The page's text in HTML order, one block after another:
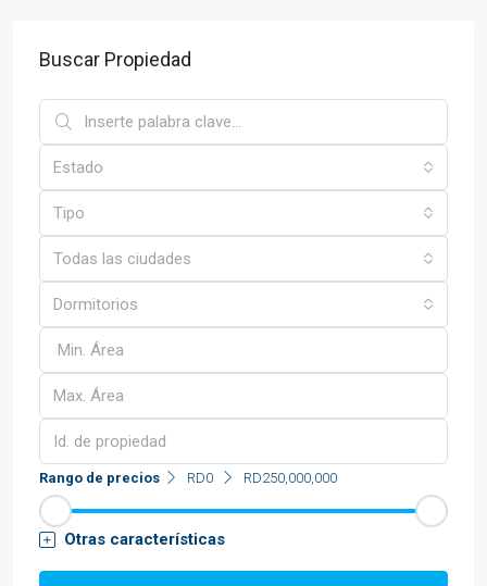
Buscar Propiedad
Estado
Tipo
Todas las ciudades
Dormitorios
Rango de precios RD0 RD250,000,000
Otras características